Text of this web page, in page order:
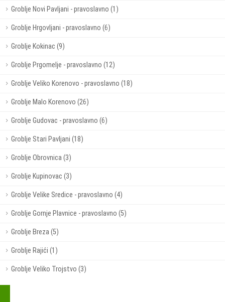
Groblje Novi Pavljani - pravoslavno (1)
Groblje Hrgovljani - pravoslavno (6)
Groblje Kokinac (9)
Groblje Prgomelje - pravoslavno (12)
Groblje Veliko Korenovo - pravoslavno (18)
Groblje Malo Korenovo (26)
Groblje Gudovac - pravoslavno (6)
Groblje Stari Pavljani (18)
Groblje Obrovnica (3)
Groblje Kupinovac (3)
Groblje Velike Sredice - pravoslavno (4)
Groblje Gornje Plavnice - pravoslavno (5)
Groblje Breza (5)
Groblje Rajići (1)
Groblje Veliko Trojstvo (3)